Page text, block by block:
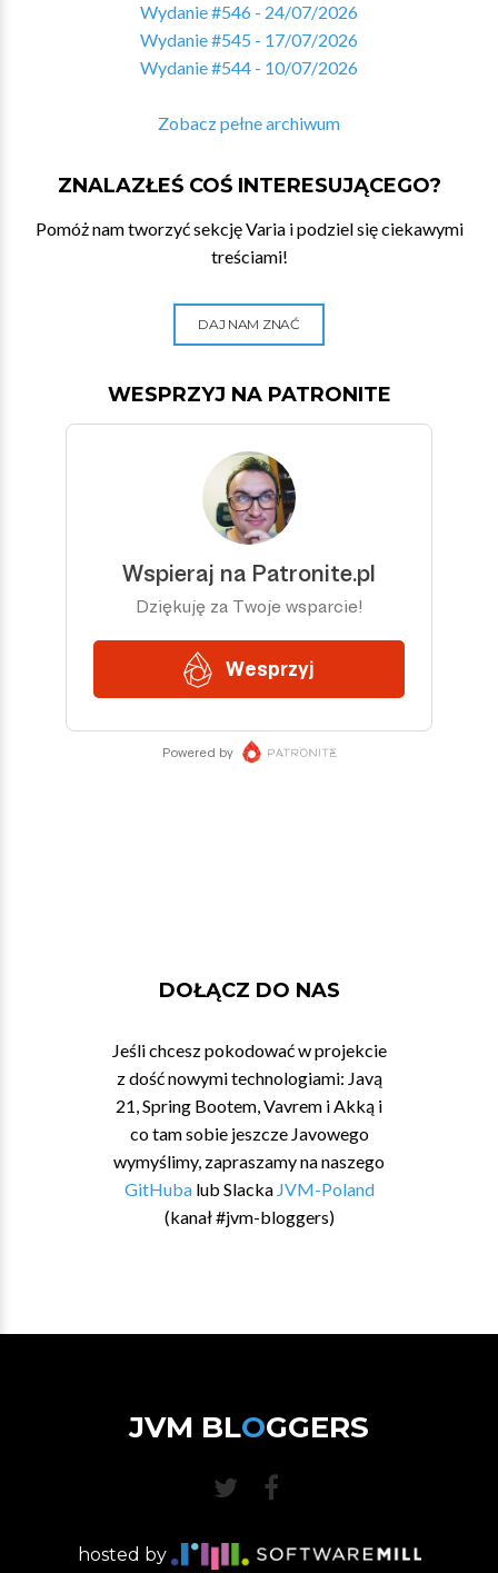
Wydanie #546 - 24/07/2026
Wydanie #545 - 17/07/2026
Wydanie #544 - 10/07/2026
Zobacz pełne archiwum
ZNALAZŁEŚ COŚ INTERESUJĄCEGO?
Pomóż nam tworzyć sekcję Varia i podziel się ciekawymi
treściami!
DAJ NAM ZNAĆ
WESPRZYJ NA PATRONITE
DOŁĄCZ DO NAS
Jeśli chcesz pokodować w projekcie
z dość nowymi technologiami: Javą
21, Spring Bootem, Vavrem i Akką i
co tam sobie jeszcze Javowego
wymyślimy, zapraszamy na naszego
GitHubalub Slacka JVM-Poland
(kanał #jvm-bloggers)
JVM BLOGGERS
hosted by